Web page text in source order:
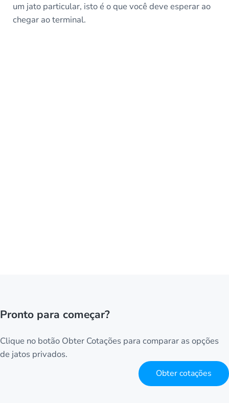
um jato particular, isto é o que você deve esperar ao
chegar ao terminal.
Pronto para começar?
Clique no botão Obter Cotações para comparar as opções
de jatos privados.
Obter cotações